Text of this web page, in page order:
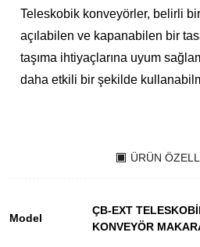
Teleskobik konveyörler, belirli
açılabilen ve kapanabilen bir
taşıma ihtiyaçlarına uyum
daha etkili bir şekilde
ÜRÜN
Model
ÇB-EXT
KONVEYÖR